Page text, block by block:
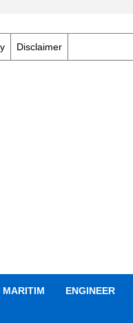
Disclaimer
MARITIM ENGINEER